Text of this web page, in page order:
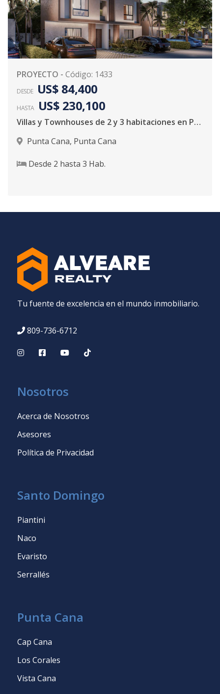
PROYECTO - Código: 1433
DESDE US$ 84,400
HASTA US$ 230,100
Villas y Townhouses de 2 y 3 habitaciones en Punta Cana
Punta Cana, Punta Cana
Desde 2 hasta 3 Hab.
Tu fuente de excelencia en el mundo inmobiliario.
809-736-6712
Nosotros
Acerca de Nosotros
Asesores
Política de Privacidad
Santo Domingo
Piantini
Naco
Evaristo
Serrallés
Punta Cana
Cap Cana
Los Corales
Vista Cana